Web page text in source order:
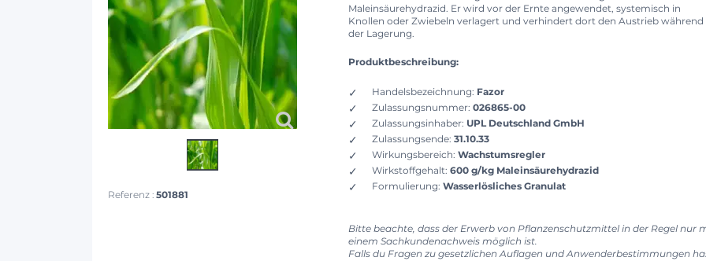
Referenz : 501881
Maleinsäurehydrazid. Er wird vor der Ernte angewendet, systemisch in
Knollen oder Zwiebeln verlagert und verhindert dort den Austrieb während
der Lagerung.
Produktbeschreibung:
Handelsbezeichnung: Fazor
Zulassungsnummer: 026865-00
Zulassungsinhaber: UPL Deutschland GmbH
Zulassungsende: 31.10.33
Wirkungsbereich: Wachstumsregler
Wirkstoffgehalt: 600 g/kg Maleinsäurehydrazid
Formulierung: Wasserlösliches Granulat
Bitte beachte, dass der Erwerb von Pflanzenschutzmittel in der Regel nur
einem Sachkundenachweis möglich ist.
Falls du Fragen zu gesetzlichen Auflagen und Anwenderbestimmungen